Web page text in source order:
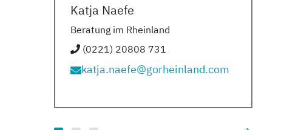
Katja Naefe
Beratung im Rheinland
(0221) 20808 731
katja.naefe@gorheinland.com